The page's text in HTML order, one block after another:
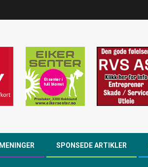
MENINGER SPONSEDE ARTIKLER